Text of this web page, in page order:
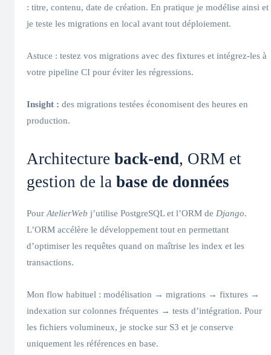
: titre, contenu, date de création. En pratique je modélise ainsi et
je teste les migrations en local avant tout déploiement.
Astuce : testez vos migrations avec des fixtures et intégrez-les à
votre pipeline CI pour éviter les régressions.
Insight : des migrations testées économisent des heures en
production.
Architecture back‑end, ORM et
gestion de la base de données
Pour AtelierWeb j’utilise PostgreSQL et l’ORM de Django.
L’ORM accélère le développement tout en permettant
d’optimiser les requêtes quand on maîtrise les index et les
transactions.
Mon flow habituel : modélisation → migrations → fixtures →
indexation sur colonnes fréquentes → tests d’intégration. Pour
les fichiers volumineux, je stocke sur S3 et je conserve
uniquement les références en base.